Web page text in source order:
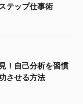
テップ仕事術
！自己分析を習慣
させる方法